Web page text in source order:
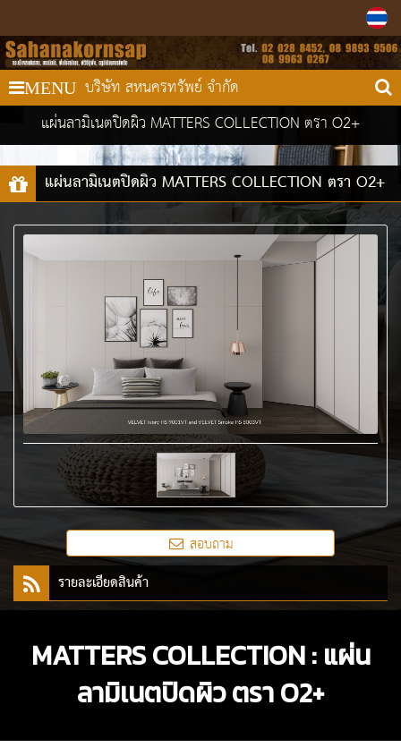
MENU บริษัท สหนครทรัพย์ จำกัด
แผ่นลามิเนตปิดผิว MATTERS COLLECTION ตรา O2+
แผ่นลามิเนตปิดผิว MATTERS COLLECTION ตรา O2+
สอบถาม
รายละเอียดสินค้า
MATTERS COLLECTION : แผ่น
ลามิเนตปิดผิว ตรา O2+